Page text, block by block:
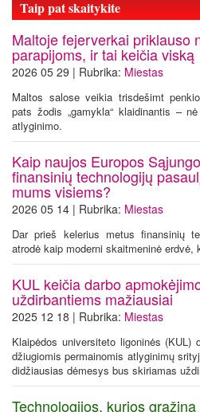
Taip pat skaitykite
Maltoje fejerverkai priklauso
parapijoms, ir tai keičia viską
2026 05 29 | Rubrika: Miestas
Maltos salose veikia trisdešimt
pats žodis „gamykla“ klaidinantis –
atlyginimo.
Kaip naujos Europos
finansinių technologijų
mums visiems?
2026 05 14 | Rubrika: Miestas
Dar prieš kelerius metus finansinių
atrodė kaip moderni skaitmeninė
KUL keičia darbo
uždirbantiems mažiausiai
2025 12 18 | Rubrika: Miestas
Klaipėdos universiteto ligoninės (KUL)
džiugiomis permainomis atlyginimų
didžiausias dėmesys bus skiriamas
Technologijos, kurios